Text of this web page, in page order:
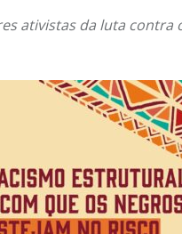
ativistas da luta contra